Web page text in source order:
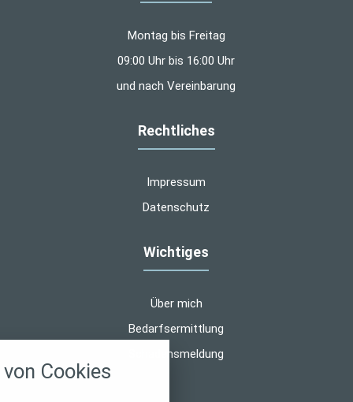
Montag bis Freitag
09:00 Uhr bis 16:00 Uhr
und nach Vereinbarung
Rechtliches
Impressum
Datenschutz
Wichtiges
Über mich
Bedarfsermittlung
Schadensmeldung
Cookies
alle verwendeten Cookies und